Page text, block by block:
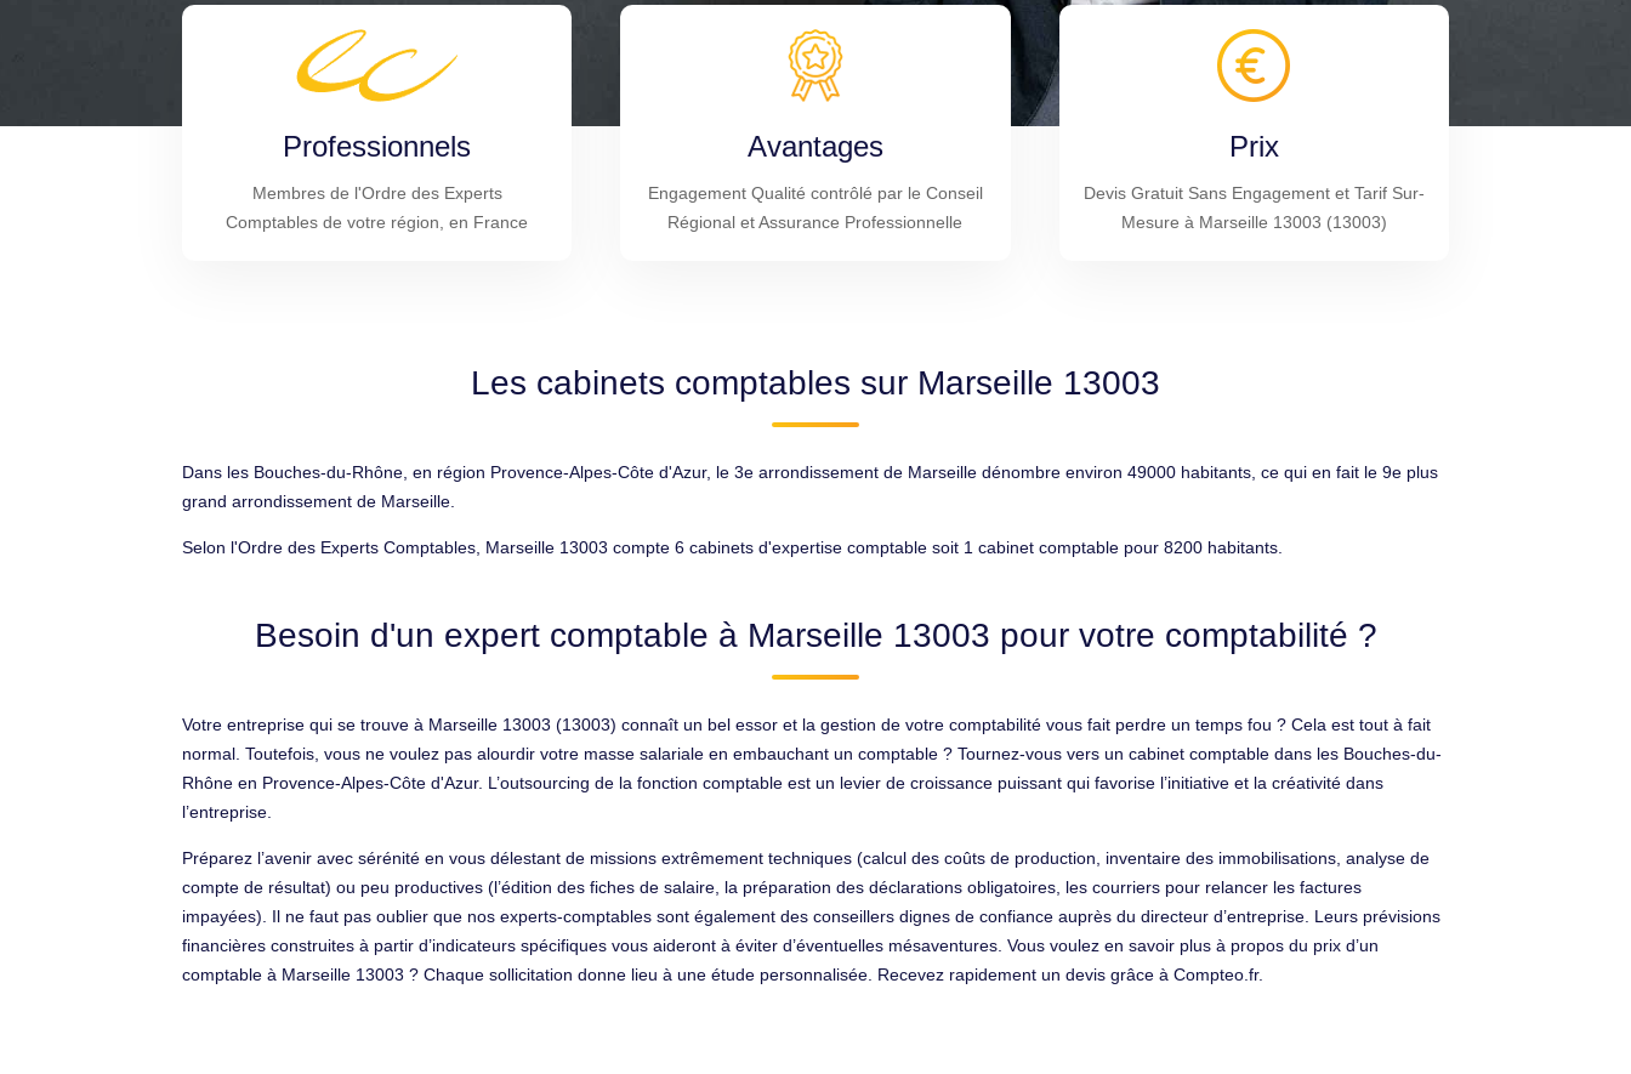
Professionnels
Membres de l'Ordre des Experts
Comptables de votre région, en France
Avantages
Engagement Qualité contrôlé par le Conseil
Régional et Assurance Professionnelle
Prix
Devis Gratuit Sans Engagement et Tarif Sur-
Mesure à Marseille 13003 (13003)
Les cabinets comptables sur Marseille 13003
Dans les Bouches-du-Rhône, en région Provence-Alpes-Côte d'Azur, le 3e arrondissement de Marseille dénombre environ 49000 habitants, ce qui en fait le 9e plus
grand arrondissement de Marseille.
Selon l'Ordre des Experts Comptables, Marseille 13003 compte 6 cabinets d'expertise comptable soit 1 cabinet comptable pour 8200 habitants.
Besoin d'un expert comptable à Marseille 13003 pour votre comptabilité ?
Votre entreprise qui se trouve à Marseille 13003 (13003) connaît un bel essor et la gestion de votre comptabilité vous fait perdre un temps fou ? Cela est tout à fait
normal. Toutefois, vous ne voulez pas alourdir votre masse salariale en embauchant un comptable ? Tournez-vous vers un cabinet comptable dans les Bouches-du-
Rhône en Provence-Alpes-Côte d'Azur. L’outsourcing de la fonction comptable est un levier de croissance puissant qui favorise l’initiative et la créativité dans
l’entreprise.
Préparez l’avenir avec sérénité en vous délestant de missions extrêmement techniques (calcul des coûts de production, inventaire des immobilisations, analyse de
compte de résultat) ou peu productives (l’édition des fiches de salaire, la préparation des déclarations obligatoires, les courriers pour relancer les factures
impayées). Il ne faut pas oublier que nos experts-comptables sont également des conseillers dignes de confiance auprès du directeur d’entreprise. Leurs prévisions
financières construites à partir d’indicateurs spécifiques vous aideront à éviter d’éventuelles mésaventures. Vous voulez en savoir plus à propos du prix d’un
comptable à Marseille 13003 ? Chaque sollicitation donne lieu à une étude personnalisée. Recevez rapidement un devis grâce à Compteo.fr.